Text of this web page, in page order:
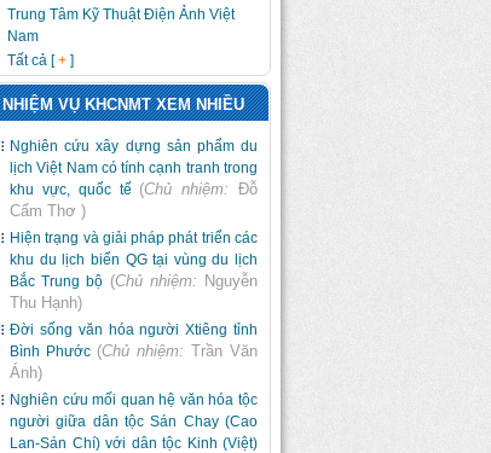
Trung Tâm Kỹ Thuật Điện Ảnh Việt
Nam
Tất cả [+ ]
NHIỆM VỤ KHCNMT XEM NHIỀU
Nghiên cứu xây dựng sản phẩm du
lịch Việt Nam có tính cạnh tranh trong
khu vực, quốc tế (Chủ nhiệm:
Đỗ
Cẩm Thơ )
Hiện trạng và giải pháp phát triển các
khu du lịch biển QG tại vùng du lịch
Bắc Trung bộ (Chủ nhiệm: Nguyễn
Thu Hạnh)
Đời sống văn hóa người Xtiêng tỉnh
Bình Phước (Chủ nhiệm: Trần Văn
Ánh)
Nghiên cứu mối quan hệ văn hóa tộc
người giữa dân tộc Sán Chay (Cao
Lan-Sán Chí) với dân tộc Kinh (Việt)